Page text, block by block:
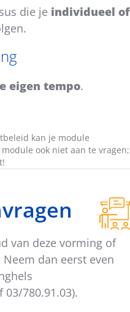
die je individueel of
eigen tempo.
kan je module
ook niet aan te vragen;
van deze vorming of
dan eerst even
03/780.91.03).